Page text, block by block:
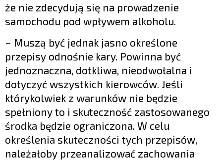
że nie zdecydują się na prowadzenie
samochodu pod wpływem alkoholu.
– Muszą być jednak jasno określone
przepisy odnośnie kary. Powinna być
jednoznaczna, dotkliwa, nieodwołalna i
dotyczyć wszystkich kierowców. Jeśli
którykolwiek z warunków nie będzie
spełniony to i skuteczność zastosowanego
środka będzie ograniczona. W celu
określenia skuteczności tych przepisów,
należałoby przeanalizować zachowania